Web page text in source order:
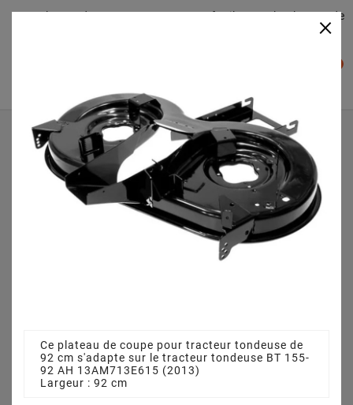
Plateaudecoupe.com : Trouver facilement le plateau de
Accueil
Plateau de coupe
Plateau de coupe 92 cm 68304418 pour BT 155-92 AH
13AM713E615 (2013)
×
Ce plateau de coupe pour tracteur tondeuse de
92 cm s'adapte sur le tracteur tondeuse BT 155-
92 AH 13AM713E615 (2013)
Largeur : 92 cm